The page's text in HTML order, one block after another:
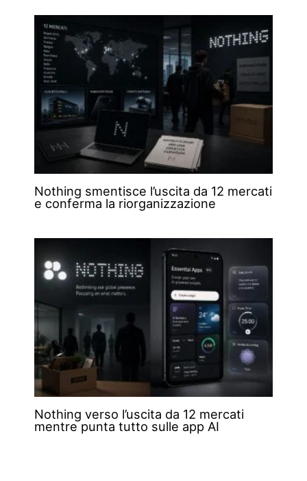
Nothing smentisce l’uscita da 12 mercati
e conferma la riorganizzazione
Nothing verso l’uscita da 12 mercati
mentre punta tutto sulle app AI